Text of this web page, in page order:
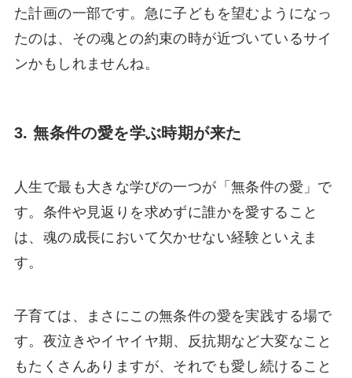
た計画の一部です。急に子どもを望むようになっ
たのは、その魂との約束の時が近づいているサイ
ンかもしれませんね。
3. 無条件の愛を学ぶ時期が来た
人生で最も大きな学びの一つが「無条件の愛」で
す。条件や見返りを求めずに誰かを愛すること
は、魂の成長において欠かせない経験といえま
す。
子育ては、まさにこの無条件の愛を実践する場で
す。夜泣きやイヤイヤ期、反抗期など大変なこと
もたくさんありますが、それでも愛し続けること